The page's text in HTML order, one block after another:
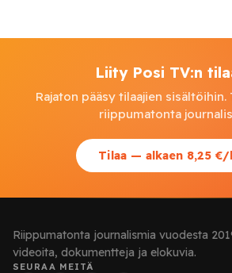
Liity Posi TV:n
Rajaton pääsy tilaajien
riippumatonta
Tilaa — alkaen 8,25
Riippumatonta journalismia vuodesta
videoita, dokumentteja ja elokuvia.
SEURAA MEITÄ